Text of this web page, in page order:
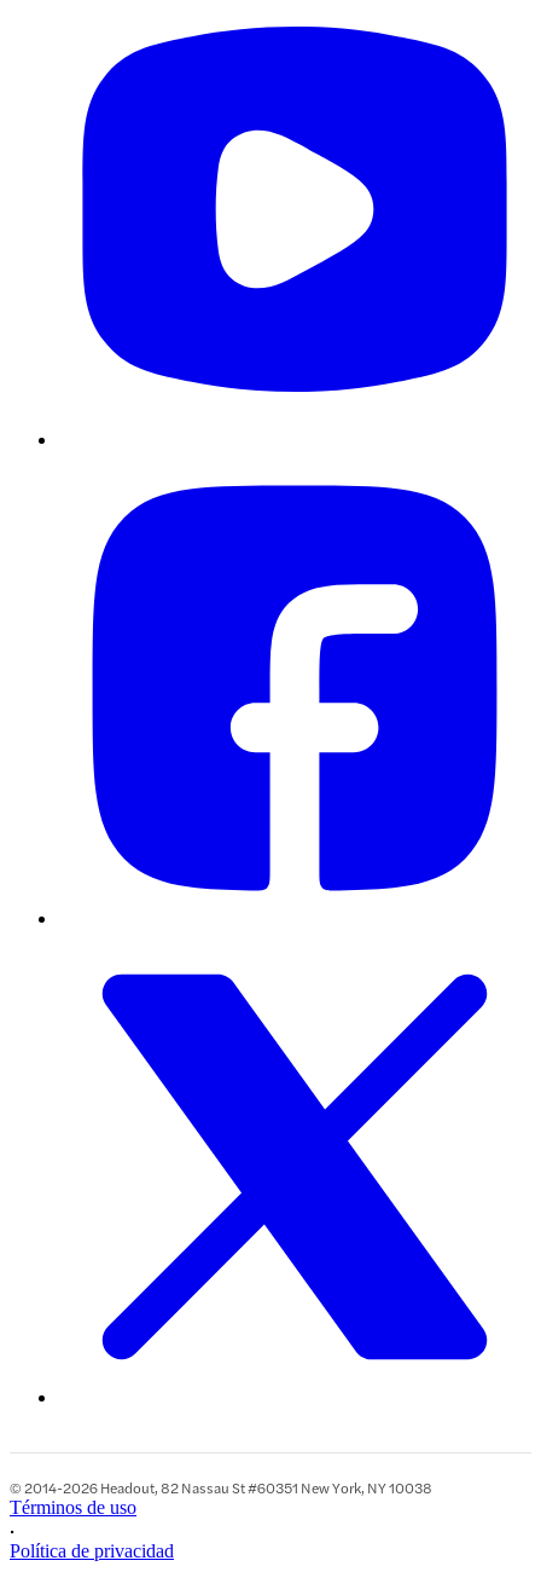
© 2014-2026 Headout, 82 Nassau St #60351 New York, NY 10038
Términos de uso
•
Política de privacidad